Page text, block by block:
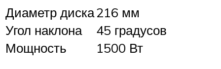
Диаметр диска216 мм
Угол наклона
45 градусов
Мощность
1500 Вт